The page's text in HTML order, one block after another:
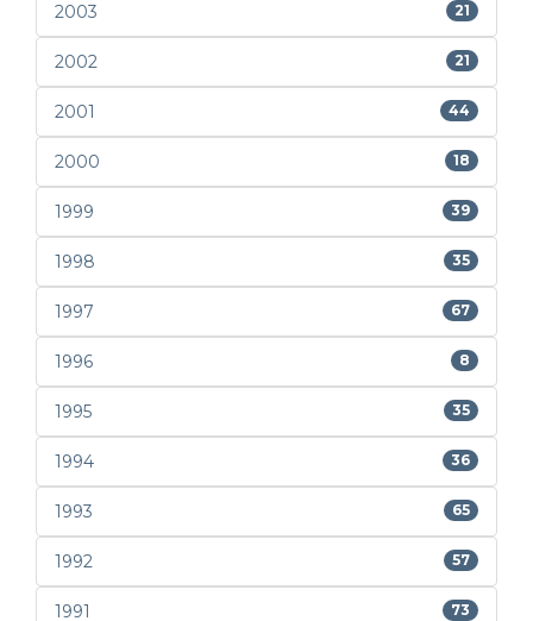
2003 21
2002 21
2001 44
2000 18
1999 39
1998 35
1997 67
1996 8
1995 35
1994 36
1993 65
1992 57
1991 73